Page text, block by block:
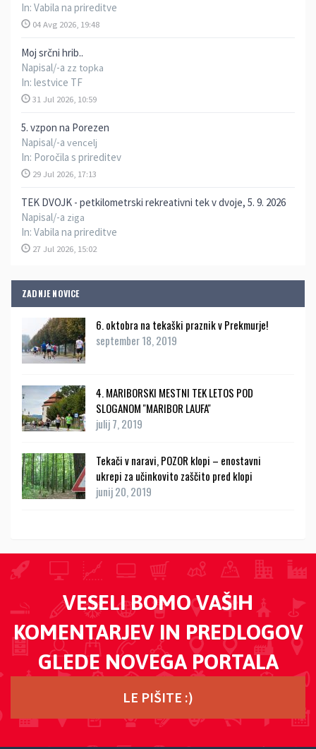
In: Vabila na prireditve
04 Avg 2026, 19:48
Moj srčni hrib..
Napisal/-a zz topka
In: lestvice TF
31 Jul 2026, 10:59
5. vzpon na Porezen
Napisal/-a vencelj
In: Poročila s prireditev
29 Jul 2026, 17:13
TEK DVOJK - petkilometrski rekreativni tek v dvoje, 5. 9. 2026
Napisal/-a ziga
In: Vabila na prireditve
27 Jul 2026, 15:02
ZADNJE NOVICE
6. oktobra na tekaški praznik v Prekmurje!
september 18, 2019
4. MARIBORSKI MESTNI TEK LETOS POD
SLOGANOM ''MARIBOR LAUFA''
julij 7, 2019
Tekači v naravi, POZOR klopi – enostavni
ukrepi za učinkovito zaščito pred klopi
junij 20, 2019
VESELI BOMO VAŠIH
KOMENTARJEV IN PREDLOGOV
GLEDE NOVEGA PORTALA
LE PIŠITE :)